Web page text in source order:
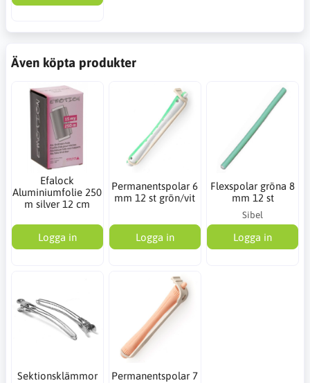
Även köpta produkter
Efalock
Aluminiumfolie 250
m silver 12 cm
Logga in
Permanentspolar 6
mm 12 st grön/vit
Logga in
Flexspolar gröna 8
mm 12 st
Sibel
Logga in
Sektionsklämmor
Permanentspolar 7